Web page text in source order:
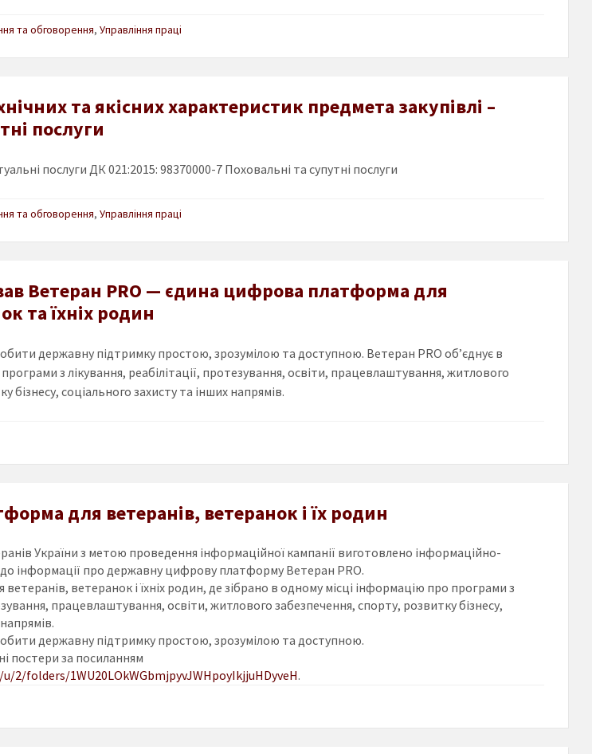
та обговорення, Управління праці
та якісних характеристик предмета закупівлі –
послуги
послуги ДК 021:2015: 98370000-7 Поховальні та супутні послуги
та обговорення, Управління праці
Ветеран PRO — єдина цифрова платформа для
та їхніх родин
державну підтримку простою, зрозумілою та доступною. Ветеран PRO об’єднує в
з лікування, реабілітації, протезування, освіти, працевлаштування, житлового
бізнесу, соціального захисту та інших напрямів.
для ветеранів, ветеранок і їх родин
України з метою проведення інформаційної кампанії виготовлено інформаційно-
інформації про державну цифрову платформу Ветеран PRO.
ветеранок і їхніх родин, де зібрано в одному місці інформацію про програми з
працевлаштування, освіти, житлового забезпечення, спорту, розвитку бізнесу,
державну підтримку простою, зрозумілою та доступною.
постери за посиланням
/u/2/folders/1WU20LOkWGbmjpyvJWHpoyIkjjuHDyveH.